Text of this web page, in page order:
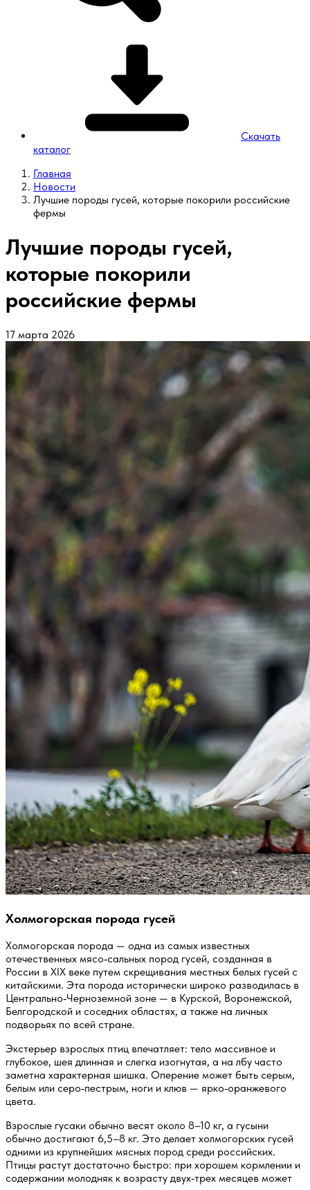
Скачать
каталог
Главная
Новости
Лучшие породы гусей, которые покорили российские
фермы
Лучшие породы гусей,
которые покорили
российские фермы
17 марта 2026
Холмогорская порода гусей
Холмогорская порода — одна из самых известных
отечественных мясо‑сальных пород гусей, созданная в
России в XIX веке путем скрещивания местных белых гусей с
китайскими. Эта порода исторически широко разводилась в
Центрально‑Черноземной зоне — в Курской, Воронежской,
Белгородской и соседних областях, а также на личных
подворьях по всей стране.
Экстерьер взрослых птиц впечатляет: тело массивное и
глубокое, шея длинная и слегка изогнутая, а на лбу часто
заметна характерная шишка. Оперение может быть серым,
белым или серо‑пестрым, ноги и клюв — ярко‑оранжевого
цвета.
Взрослые гусаки обычно весят около 8–10 кг, а гусыни
обычно достигают 6,5–8 кг. Это делает холмогорских гусей
одними из крупнейших мясных пород среди российских.
Птицы растут достаточно быстро: при хорошем кормлении и
содержании молодняк к возрасту двух‑трех месяцев может